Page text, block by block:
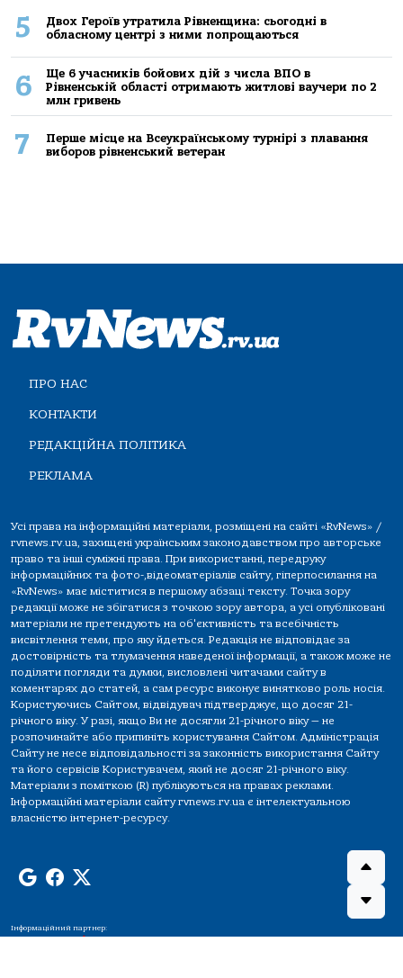
5
Двох Героїв утратила Рівненщина: сьогодні в
обласному центрі з ними попрощаються
6
Ще 6 учасників бойових дій з числа ВПО в
Рівненській області отримають житлові ваучери по 2
млн гривень
7
Перше місце на Всеукраїнському турнірі з плавання
виборов рівненський ветеран
ПРО НАС
КОНТАКТИ
РЕДАКЦІЙНА ПОЛІТИКА
РЕКЛАМА
Усі права на інформаційні матеріали, розміщені на сайті «RvNews» /
rvnews.rv.ua, захищені українським законодавством про авторське
право та інші суміжні права. При використанні, передруку
інформаційних та фото-,відеоматеріалів сайту, гіперпосилання на
«RvNews» має міститися в першому абзаці тексту. Точка зору
редакції може не збігатися з точкою зору автора, а усі опубліковані
матеріали не претендують на об'єктивність та всебічність
висвітлення теми, про яку йдеться. Редакція не відповідає за
достовірність та тлумачення наведеної інформації, а також може не
поділяти погляди та думки, висловлені читачами сайту в
коментарях до статей, а сам ресурс виконує винятково роль носія.
Користуючись Сайтом, відвідувач підтверджує, що досяг 21-
річного віку. У разі, якщо Ви не досягли 21-річного віку — не
розпочинайте або припиніть користування Сайтом. Адміністрація
Сайту не несе відповідальності за законність використання Сайту
та його сервісів Користувачем, який не досяг 21-річного віку.
Матеріали з поміткою (R) публікуються на правах реклами.
Інформаційні матеріали сайту rvnews.rv.ua є інтелектуальною
власністю інтернет-ресурсу.
Інформаційний партнер: